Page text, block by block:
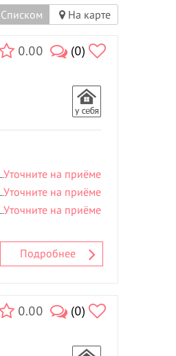
Списком На карте
0.00 (0)
Уточните на приёме
Уточните на приёме
Уточните на приёме
Подробнее
0.00 (0)